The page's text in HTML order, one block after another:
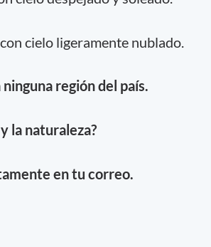
cielo ligeramente nublado.
región del país.
la naturaleza?
en tu correo.